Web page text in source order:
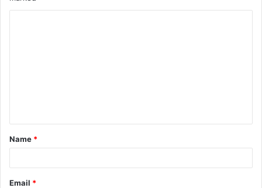
t
*
Name *
Email *